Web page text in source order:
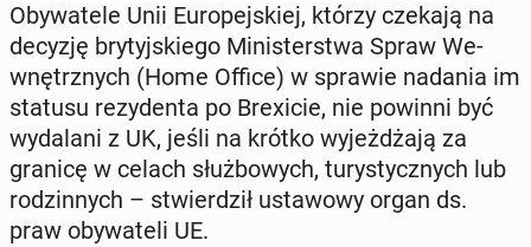
Oby­wa­te­le Unii Eu­ro­pej­skiej, którzy czekają na
decyzję bry­tyj­skie­go Mi­ni­ster­stwa Spraw We­
wnętrz­nych (Home Office) w sprawie nadania im
statusu re­zy­den­ta po Bre­xi­cie, nie powinni być
wy­da­la­ni z UK, jeśli na krótko wy­jeż­dża­ją za
granicę w celach służ­bo­wych, tu­ry­stycz­nych lub
ro­dzin­nych – stwier­dził usta­wo­wy organ ds.
praw oby­wa­te­li UE.